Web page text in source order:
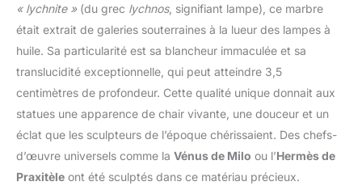
« lychnite »(du grec lychnos, signifiant lampe), ce marbre
était extrait de galeries souterraines à la lueur des lampes à
huile. Sa particularité est sa blancheur immaculée et sa
translucidité exceptionnelle, qui peut atteindre 3,5
centimètres de profondeur. Cette qualité unique donnait aux
statues une apparence de chair vivante, une douceur et un
éclat que les sculpteurs de l’époque chérissaient. Des chefs-
d’œuvre universels comme la Vénus de Milo ou l’Hermès de
Praxitèle ont été sculptés dans ce matériau précieux.